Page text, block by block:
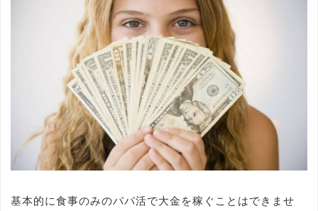
基本的に食事のみのパパ活で大金を稼ぐことはできませ